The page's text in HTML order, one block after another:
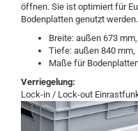
öffnen. Sie ist optimiert für
Bodenplatten genutzt werden.
Breite: außen 673
Tiefe: außen 840 mm,
Maße für
Verriegelung:
Lock-in / Lock-out